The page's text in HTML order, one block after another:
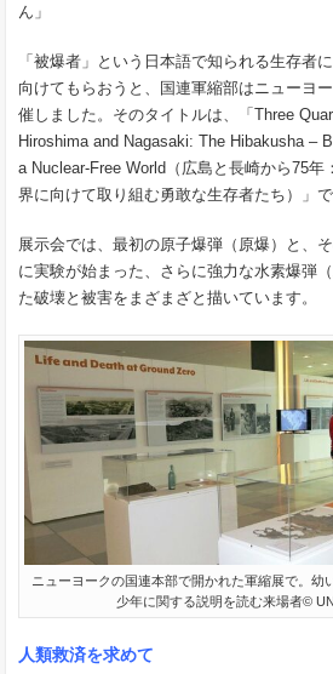
ん」
「被爆者」という日本語で知られる生存者
向けてもらおうと、国連軍縮部はニューヨ
催しました。そのタイトルは、「Three
Hiroshima and Nagasaki: The Hibakusha –
a Nuclear-Free World（ 広島と長崎から75年
界に向けて取り組む勇敢な生存者たち）
」
展示会では、最初の原子爆弾（原爆）と、
に実験が始まった、さらに強力な水素爆弾
た破壊と被害をまざまざと描いています。
ニューヨークの国連本部で開かれた軍縮展で。幼
少年に関する説明を読む来場者©
人類救済を求めて